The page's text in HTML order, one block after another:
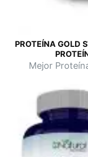
PROTEÍNA GOLD
Mejor